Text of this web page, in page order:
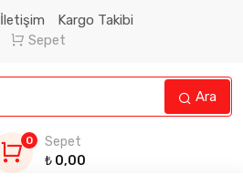
İletişim
Kargo Takibi
Sepet
Ara
0
Sepet
₺ 0,00